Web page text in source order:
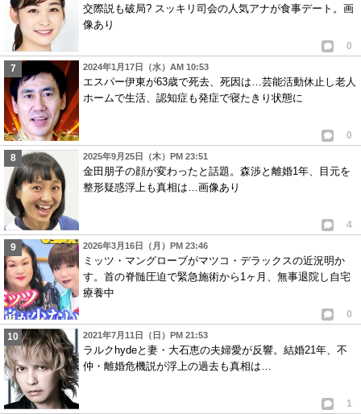
交際説も破局? スッキリ司会の人気アナが食事デート。画
像あり
0
2024年1月17日（水）AM 10:53
エスパー伊東が63歳で死去、死因は…芸能活動休止し老人
ホームで生活、認知症も発症で寝たきり状態に
0
2025年9月25日（木）PM 23:51
金田朋子の顔が変わったと話題。森渉と離婚1年、目元を
整形疑惑浮上も真相は…画像あり
4
2026年3月16日（月）PM 23:46
ミッツ・マングローブがマツコ・デラックスの近況明か
す。首の脊髄圧迫で緊急施術から1ヶ月、無事退院し自宅
療養中
0
2021年7月11日（日）PM 21:53
ラルクhydeと妻・大石恵の夫婦愛が反響。結婚21年、不
仲・離婚危機説が浮上の過去も真相は…
1